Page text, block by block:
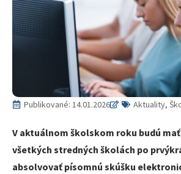
Publikované: 14.01.2026 Aktuality,
V aktuálnom školskom roku budú
všetkých stredných školách po
absolvovať písomnú skúšku